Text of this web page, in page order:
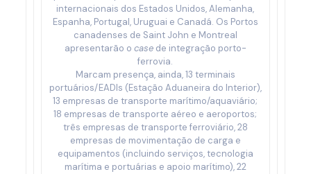
internacionais dos Estados Unidos, Alemanha,
Espanha, Portugal, Uruguai e Canadá. Os Portos
canadenses de Saint John e Montreal
apresentarão o casede integração porto-
ferrovia.
Marcam presença, ainda, 13 terminais
portuários/EADIs (Estação Aduaneira do Interior),
13 empresas de transporte marítimo/aquaviário;
18 empresas de transporte aéreo e aeroportos;
três empresas de transporte ferroviário, 28
empresas de movimentação de carga e
equipamentos (incluindo serviços, tecnologia
marítima e portuárias e apoio marítimo), 22